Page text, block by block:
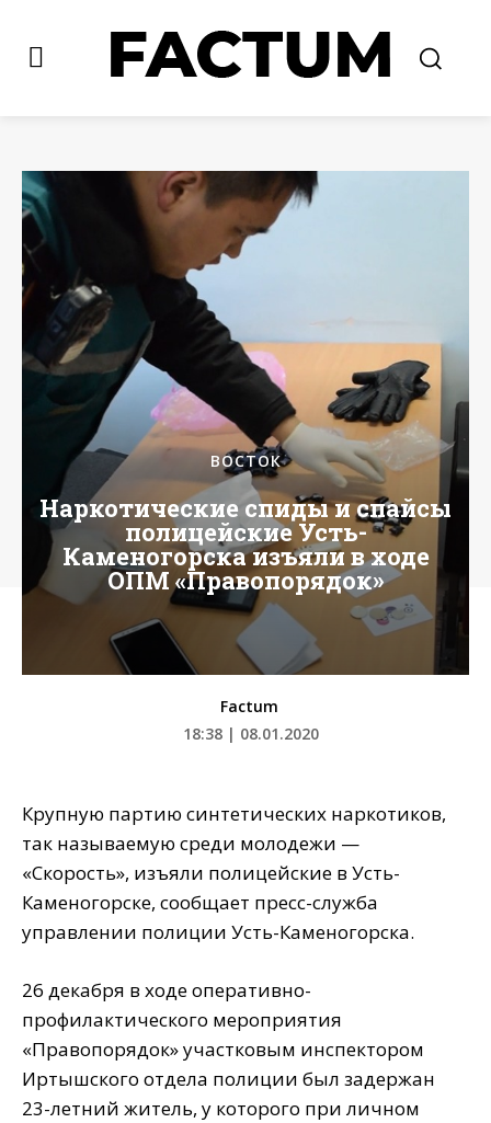
ВОСТОК
Наркотические спиды и спайсы
полицейские Усть-
Каменогорска изъяли в ходе
ОПМ «Правопорядок»
Factum
18:38 | 08.01.2020
Крупную партию синтетических наркотиков,
так называемую среди молодежи —
«Скорость», изъяли полицейские в Усть-
Каменогорске, сообщает пресс-служба
управлении полиции Усть-Каменогорска.
26 декабря в ходе оперативно-
профилактического мероприятия
«Правопорядок» участковым инспектором
Иртышского отдела полиции был задержан
23-летний житель, у которого при личном